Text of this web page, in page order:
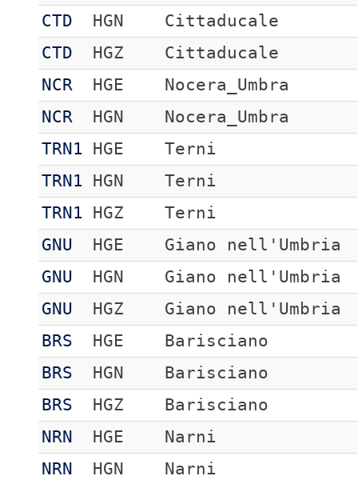
CTD
HGN
Cittaducale
CTD
HGZ
Cittaducale
NCR
HGE
Nocera_Umbra
NCR
HGN
Nocera_Umbra
TRN1
HGE
Terni
TRN1
HGN
Terni
TRN1
HGZ
Terni
GNU
HGE
Giano nell'Umbria
GNU
HGN
Giano nell'Umbria
GNU
HGZ
Giano nell'Umbria
BRS
HGE
Barisciano
BRS
HGN
Barisciano
BRS
HGZ
Barisciano
NRN
HGE
Narni
NRN
HGN
Narni